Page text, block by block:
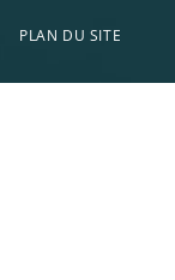
PLAN DU SITE